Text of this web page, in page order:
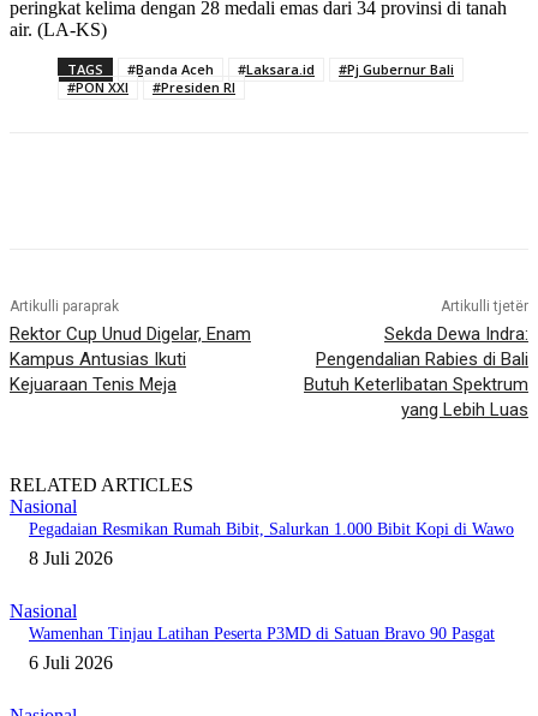
peringkat kelima dengan 28 medali emas dari 34 provinsi di tanah
air. (LA-KS)
TAGS #Banda Aceh #Laksara.id
#Pj Gubernur Bali
#PON XXI
#Presiden RI
Artikulli paraprak
Rektor Cup Unud Digelar, Enam
Kampus Antusias Ikuti
Kejuaraan Tenis Meja
Artikulli tjetër
Sekda Dewa Indra:
Pengendalian Rabies di Bali
Butuh Keterlibatan Spektrum
yang Lebih Luas
RELATED ARTICLES
Nasional
Pegadaian Resmikan Rumah Bibit, Salurkan 1.000 Bibit Kopi di Wawo
8 Juli 2026
Nasional
Wamenhan Tinjau Latihan Peserta P3MD di Satuan Bravo 90 Pasgat
6 Juli 2026